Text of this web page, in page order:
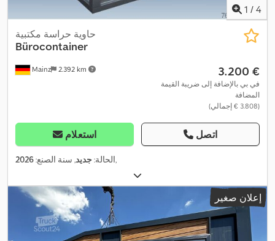
1 / 4
Mainz 2.392 km
حاوية حراسة مكتبية
Bürocontainer
‏3.200 €
في بي بالإضافة إلى ضريبة القيمة
المضافة
(‏3.808 € إجمالي)
استعلام اتصل
الحالة:جديد, سنة الصنع:2026 ,
إعلان صغير